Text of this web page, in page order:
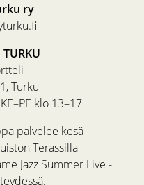
ry
TURKU
Turku
klo 13–17
palvelee kesä–
Terassilla
Jazz Summer Live -